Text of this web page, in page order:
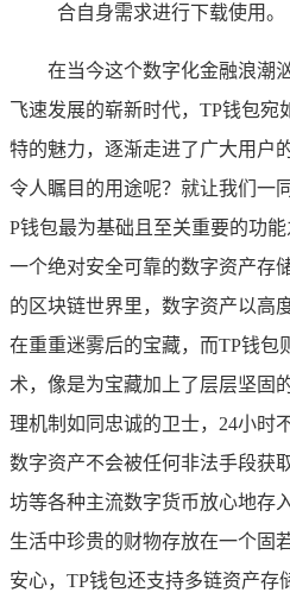
合自身需求进行下载使用。
在当今这个数字化金融浪潮
飞速发展的崭新时代，TP钱包宛
特的魅力，逐渐走进了广大用户
令人瞩目的用途呢？就让我们一
P钱包最为基础且至关重要的功
一个绝对安全可靠的数字资产存
的区块链世界里，数字资产以高
在重重迷雾后的宝藏，而TP钱包
术，像是为宝藏加上了层层坚固
理机制如同忠诚的卫士，24小时
数字资产不会被任何非法手段获
坊等各种主流数字货币放心地存
生活中珍贵的财物存放在一个固
安心，TP钱包还支持多链资产存